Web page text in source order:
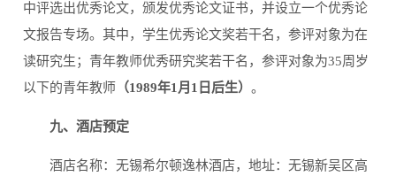
中评选出优秀论文，颁发优秀论文证书，并设立一个优秀论
文报告专场。其中，学生优秀论文奖若干名，参评对象为在
读研究生；青年教师优秀研究奖若干名，参评对象为35周岁
以下的青年教师 （1989年1月1日后生）。
九、酒店预定
酒店名称：无锡希尔顿逸林酒店，地址：无锡新吴区高